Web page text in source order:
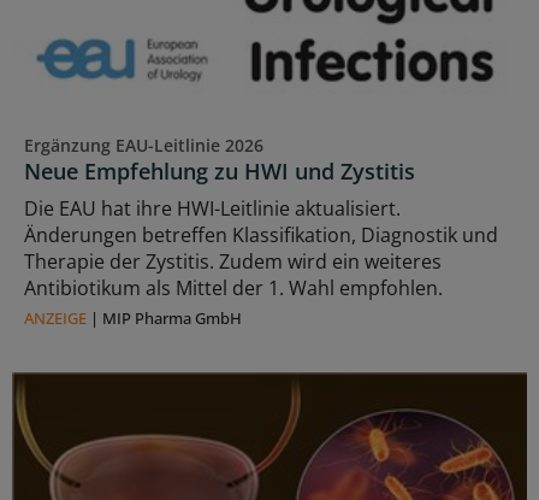
Ergänzung EAU-Leitlinie 2026
Neue Empfehlung zu HWI und Zystitis
Die EAU hat ihre HWI-Leitlinie aktualisiert.
Änderungen betreffen Klassifikation, Diagnostik und
Therapie der Zystitis. Zudem wird ein weiteres
Antibiotikum als Mittel der 1. Wahl empfohlen.
ANZEIGE | MIP Pharma GmbH